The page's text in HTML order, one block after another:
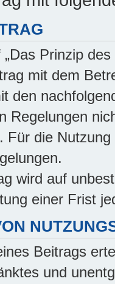
Prinzip
mit dem
den
Regelungen
Für die
wird auf
einer Frist
Beitrags
und